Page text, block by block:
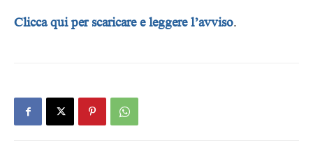
Clicca qui per scaricare e leggere l’avviso.